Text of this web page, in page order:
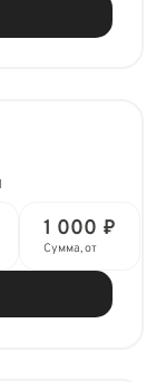
1 000 ₽
Сумма, от